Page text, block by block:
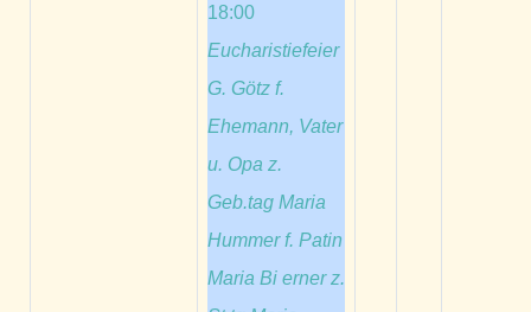
18:00
Eucharistiefeier
G. Götz f.
Ehemann, Vater
u. Opa z.
Geb.tag Maria
Hummer f. Patin
Maria Bi erner z.